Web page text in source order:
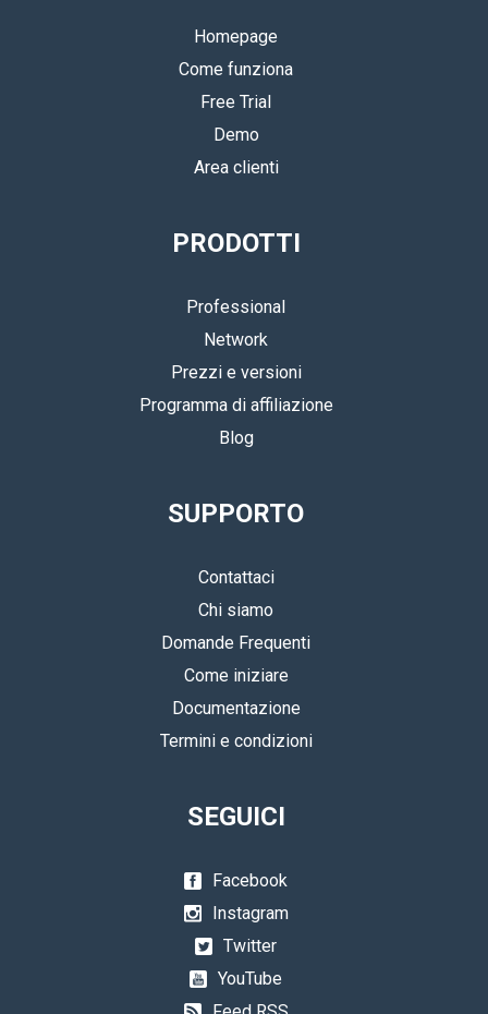
Homepage
Come funziona
Free Trial
Demo
Area clienti
PRODOTTI
Professional
Network
Prezzi e versioni
Programma di affiliazione
Blog
SUPPORTO
Contattaci
Chi siamo
Domande Frequenti
Come iniziare
Documentazione
Termini e condizioni
SEGUICI
Facebook
Instagram
Twitter
YouTube